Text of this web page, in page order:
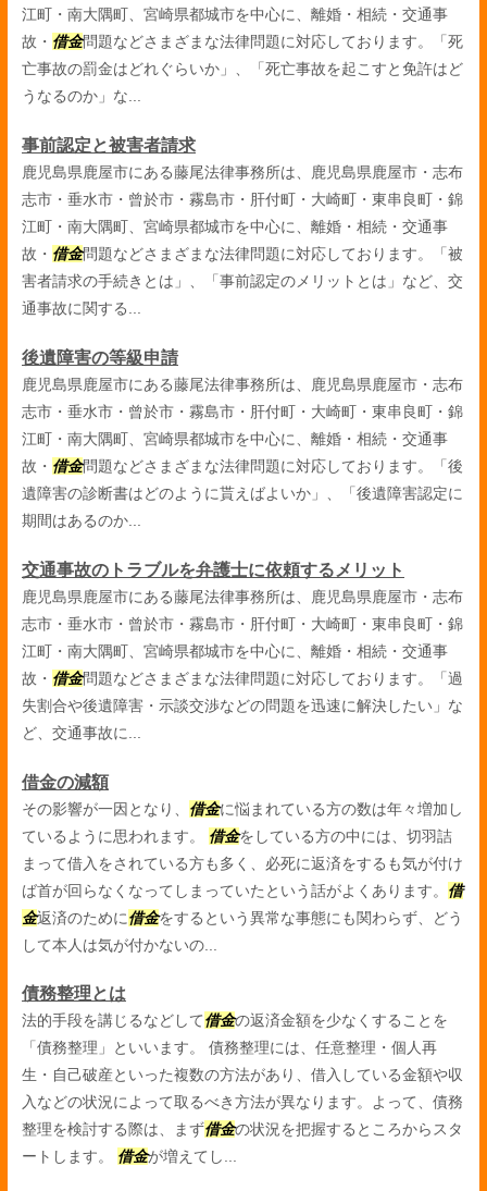
江町・南大隅町、宮崎県都城市を中心に、離婚・相続・交通事
故・ 借金問題などさまざまな法律問題に対応しております。「死
亡事故の罰金はどれぐらいか」、「死亡事故を起こすと免許はど
うなるのか」な...
事前認定と被害者請求
鹿児島県鹿屋市にある藤尾法律事務所は、鹿児島県鹿屋市・志布
志市・垂水市・曾於市・霧島市・肝付町・大崎町・東串良町・錦
江町・南大隅町、宮崎県都城市を中心に、離婚・相続・交通事
故・ 借金問題などさまざまな法律問題に対応しております。「被
害者請求の手続きとは」、「事前認定のメリットとは」など、交
通事故に関する...
後遺障害の等級申請
鹿児島県鹿屋市にある藤尾法律事務所は、鹿児島県鹿屋市・志布
志市・垂水市・曾於市・霧島市・肝付町・大崎町・東串良町・錦
江町・南大隅町、宮崎県都城市を中心に、離婚・相続・交通事
故・ 借金問題などさまざまな法律問題に対応しております。「後
遺障害の診断書はどのように貰えばよいか」、「後遺障害認定に
期間はあるのか...
交通事故のトラブルを弁護士に依頼するメリット
鹿児島県鹿屋市にある藤尾法律事務所は、鹿児島県鹿屋市・志布
志市・垂水市・曾於市・霧島市・肝付町・大崎町・東串良町・錦
江町・南大隅町、宮崎県都城市を中心に、離婚・相続・交通事
故・ 借金問題などさまざまな法律問題に対応しております。「過
失割合や後遺障害・示談交渉などの問題を迅速に解決したい」な
ど、交通事故に...
借金の減額
その影響が一因となり、 借金に悩まれている方の数は年々増加し
ているように思われます。 借金をしている方の中には、切羽詰
まって借入をされている方も多く、必死に返済をするも気が付け
ば首が回らなくなってしまっていたという話がよくあります。 借
金返済のために借金をするという異常な事態にも関わらず、どう
して本人は気が付かないの...
債務整理とは
法的手段を講じるなどして借金の返済金額を少なくすることを
「債務整理」といいます。 債務整理には、任意整理・個人再
生・自己破産といった複数の方法があり、借入している金額や収
入などの状況によって取るべき方法が異なります。よって、債務
整理を検討する際は、まず借金の状況を把握するところからスタ
ートします。 借金が増えてし...